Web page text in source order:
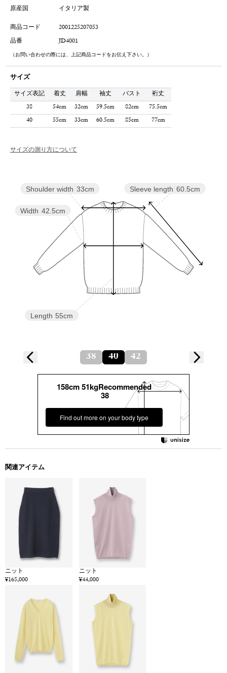
原産国
イタリア製
商品コード
2001225207053
品番
JD4001
（お問い合わせの際には、上記商品コードをお伝え下さい。）
サイズ
サイズ表記 着丈 肩幅 袖丈 バスト
裄丈
38
54cm 32cm 59.5cm 82cm
75.5cm
40
55cm 33cm 60.5cm 85cm 77cm
サイズの測り方について
Sleeve length 60.5cm
Length 55cm
Width 42.5cm
Shoulder width 33cm
38 40 42
158cm 51kgRecommended
38
Find out more on your body type
関連アイテム
ニット
¥165,000
ニット
¥44,000